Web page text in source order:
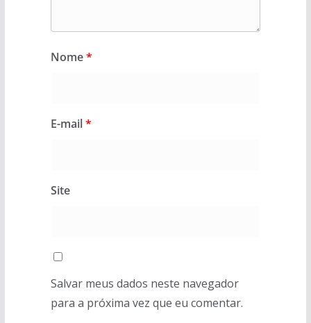
Nome*
E-mail*
Site
Salvar meus dados neste navegador
para a próxima vez que eu comentar.